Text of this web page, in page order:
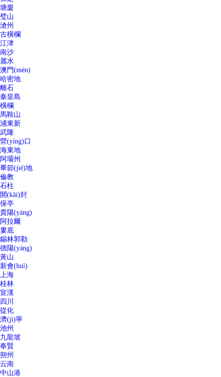
塘廈
璧山
滄州
古橫欄
江津
南沙
麗水
澳門(mén)
哈密地
離石
秦皇島
橫欄
馬鞍山
浦東新
武隆
營(yíng)口
海東地
阿壩州
畢節(jié)地
倫教
石柱
開(kāi)封
保亭
貴陽(yáng)
阿拉爾
婁底
錫林郭勒
德陽(yáng)
黃山
新會(huì)
上海
桂林
宣漢
四川
從化
濟(jì)寧
池州
九龍坡
奉賢
朔州
云南
中山港